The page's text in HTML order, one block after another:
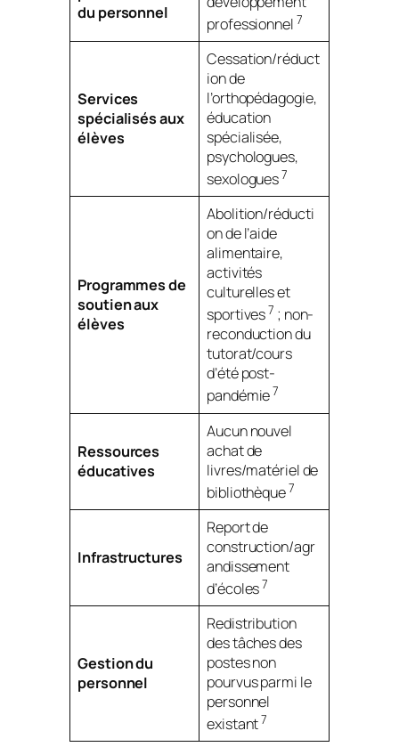
du personnel
professionnel 7
Services
spécialisés aux
élèves
Cessation/réduct
ion de
l’orthopédagogie,
éducation
spécialisée,
psychologues,
sexologues7
Programmes de
soutien aux
élèves
Abolition/réducti
on de l’aide
alimentaire,
activités
culturelles et
sportives7 ; non-
reconduction du
tutorat/cours
d’été post-
pandémie7
Ressources
éducatives
Aucun nouvel
achat de
livres/matériel de
bibliothèque7
Infrastructures
Report de
construction/agr
andissement
d’écoles7
Gestion du
personnel
Redistribution
des tâches des
postes non
pourvus parmi le
personnel
existant7